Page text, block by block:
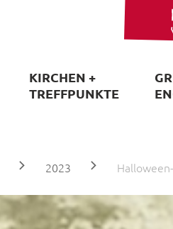
KIRCHEN +
TREFFPUNKTE
2023